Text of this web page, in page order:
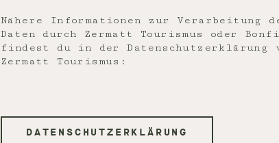
Nähere Informationen zur Verarbeitung
Daten durch Zermatt Tourismus oder
findest du in der Datenschutzerklärung
Zermatt Tourismus:
DATENSCHUTZERKLÄRUNG